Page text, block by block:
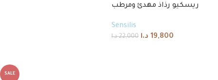
ريسكيو رذاذ مهدئ ومرطب
Sensilis
22,000 د.ا 19,800 د.ا
SALE